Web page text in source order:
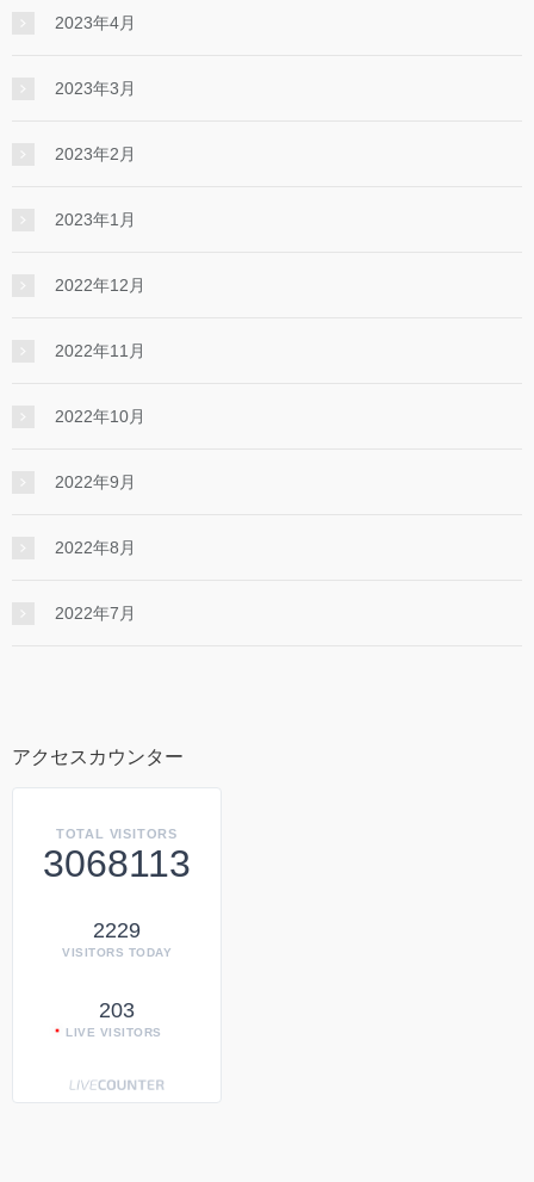
2023年4月
2023年3月
2023年2月
2023年1月
2022年12月
2022年11月
2022年10月
2022年9月
2022年8月
2022年7月
アクセスカウンター
TOTAL VISITORS
3068113
2229
VISITORS TODAY
203
LIVE VISITORS